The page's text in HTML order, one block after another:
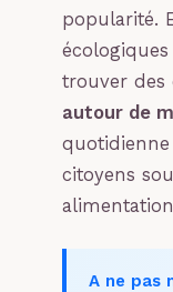
popularité.
trouver des
autour de
citoyens
A ne pas